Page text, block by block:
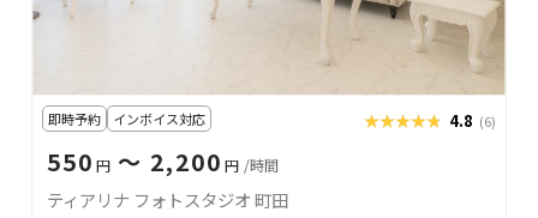
即時予約 インボイス対応 ★★★★★
★★★★★ 4.8 (6)
550 円 〜 2,200 円 /時間
ティアリナ フォトスタジオ 町田